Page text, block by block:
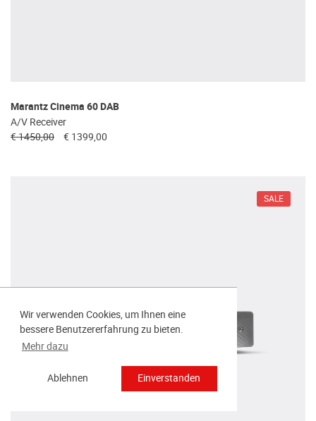
Wir verwenden Cookies, um Ihnen eine
bessere Benutzererfahrung zu bieten.
Mehr dazu
Ablehnen Einverstanden
Marantz Cinema 60 DAB
A/V Receiver
€ 1450,00
€ 1399,00
SALE